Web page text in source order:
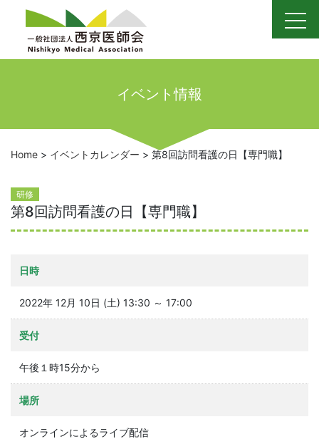
content
イベント情報
Home > イベントカレンダー > 第8回訪問看護の日【専門職】
研修
第8回訪問看護の日【専門職】
日時
2022年 12月 10日 (土) 13:30 ～ 17:00
受付
午後１時15分から
場所
オンラインによるライブ配信